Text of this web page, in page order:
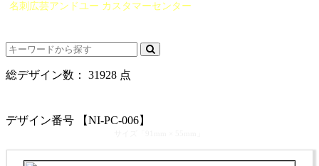
名刺広芸アンドユー カスタマーセンター
総デザイン数： 31928 点
デザイン番号 【NI-PC-006】